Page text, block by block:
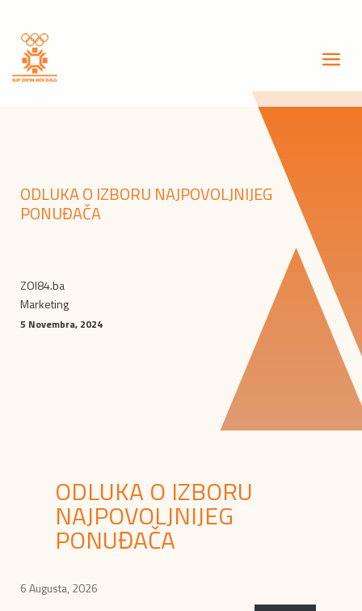
ODLUKA O IZBORU NAJPOVOLJNIJEG
PONUĐAČA
ZOI84.ba
Marketing
5 Novembra, 2024
ODLUKA O IZBORU
NAJPOVOLJNIJEG
PONUĐAČA
6 Augusta, 2026